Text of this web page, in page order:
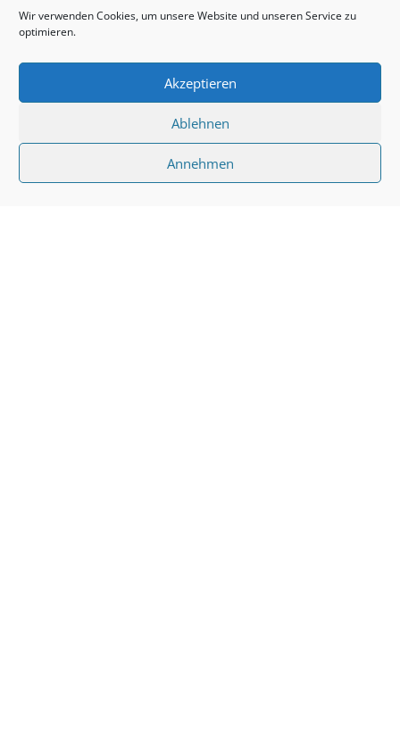
Wir verwenden Cookies, um unsere Website und unseren Service zu
optimieren.
Akzeptieren
Ablehnen
Annehmen